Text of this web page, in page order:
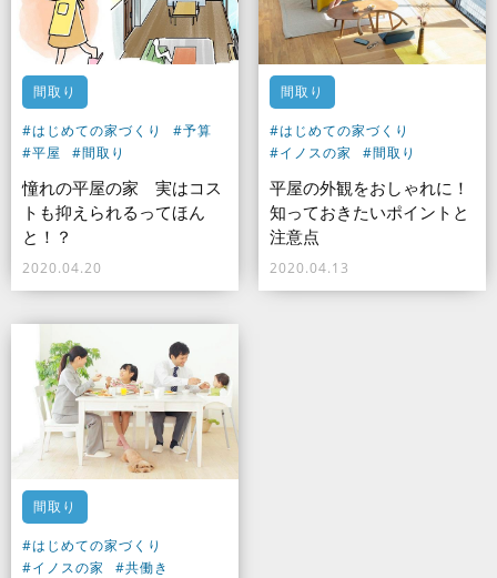
間取り
#はじめての家づくり
#予算
#平屋
#間取り
憧れの平屋の家 実はコス
トも抑えられるってほん
と！？
2020.04.20
間取り
#はじめての家づくり
#イノスの家
#間取り
平屋の外観をおしゃれに！
知っておきたいポイントと
注意点
2020.04.13
間取り
#はじめての家づくり
#イノスの家
#共働き